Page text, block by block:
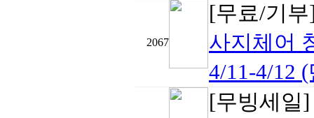
2067
[무료/기
사지체어
4/11-4/12
[무빙세일